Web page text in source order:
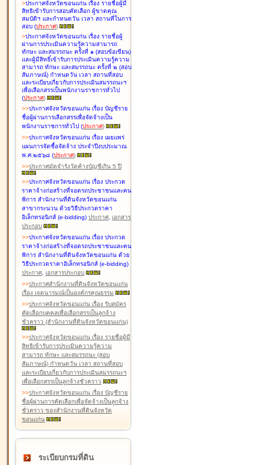
>ประกาศจังหวัดขอนแก่น เรื่อง รายชื่อผู้มี
สิทธิเข้ารับการสอบคัดเลือก ผู้ขาดคุณ
สมบัติฯ และกำหนดวัน เวลา สถานที่ในการ
สอบ (ประกาศ)
>ประกาศจังหวัดขอนแก่น เรื่อง รายชื่อผู้
ผ่านการประเมินความรู้ความสามารถ
ทักษะ และสมรรถนะ ครั้งที่ ๑ (สอบข้อเขียน)
และผู้มีสิทธิ์เข้ารับการประเมินความรู้ความ
สามารถ ทักษะ และสมรรถนะ ครั้งที่ ๒ (สอบ
สัมภาษณ์) กำหนดวัน เวลา สถานที่สอบ
และระเบียบเกี่ยวกับการประเมินสมรรถนะฯ
เพื่อเลือกสรรเป็นพนักงานราชการทั่วไป
(ประกาศ)
>>ประกาศจังหวัดขอนแก่น เรื่อง บัญชีราย
ชื่อผู้ผ่านการเลือกสรรเพื่อจัดจ้างเป็น
พนักงานราชการทั่วไป (ประกาศ)
>>ประกาศจังหวัดขอนแก่น เรื่อง เผยแพร่
แผนการจัดซื้อจัดจ้าง ประจำปีงบประมาณ
พ.ศ.๒๕๖๘ (ประกาศ)
>>ประกาศมัดจำรังวัดค้างบัญชีเกิน 5 ปี
>>ประกาศจังหวัดขอนแก่น เรื่อง ประกวด
ราคาจ้างก่อสร้างที่จอดรถประชาชนและคน
พิการ สำนักงานที่ดินจังหวัดขอนแก่น
สาขากระนวน ด้วยวิธีประกวดราคา
อิเล็กทรอนิกส์ (e-bidding) ประกาศ, เอกสาร
ประกอบ
>>ประกาศจังหวัดขอนแก่น เรื่อง ประกวด
ราคาจ้างก่อสร้างที่จอดรถประชาชนและคน
พิการ สำนักงานที่ดินจังหวัดขอนแก่น ด้วย
วิธีประกวดราคาอิเล็กทรอนิกส์ (e-bidding)
ประกาศ, เอกสารประกอบ
>>ประกาศสำนักงานที่ดินจังหวัดขอนแก่น
เรื่อง เจตนารมณ์เป็นองค์กรคุณธรรม
>>ประกาศจังหวัดขอนแก่น เรื่อง รับสมัคร
คัดเลือกบุคคลเพื่อเลือกสรรเป็นลูกจ้าง
ชั่วคราว (สำนักงานที่ดินจังหวัดขอนแก่น)
>>ประกาศจังหวัดขอนแก่น เรื่อง รายชื่อผู้มี
สิทธิเข้ารับการประเมินความรู้ความ
สามารถ ทักษะ และสมรรถนะ (สอบ
สัมภาษณ์) กำหนดวัน เวลา สถานที่สอบ
และระเบียบเกี่ยวกับการประเมินสมรรถนะฯ
เพื่อเลือกสรรเป็นลูกจ้างชั่วคราว
>>ประกาศจังหวัดขอนแก่น เรื่อง บัญชีราย
ชื่อผู้ผ่านการคัดเลือกเพื่อจัดจ้างเป็นลูกจ้าง
ชั่วคราว ของสำนักงานที่ดินจังหวัด
ขอนแก่น
ระเบียบกรมที่ดิน